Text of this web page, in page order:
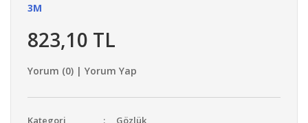
3M
823,10 TL
Yorum (0) | Yorum Yap
Kategori
Gözlük